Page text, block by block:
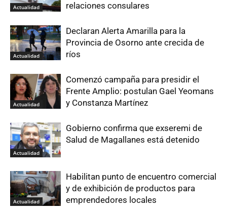
Actualidad
relaciones consulares
Actualidad
Declaran Alerta Amarilla para la
Provincia de Osorno ante crecida de
ríos
Actualidad
Comenzó campaña para presidir el
Frente Amplio: postulan Gael Yeomans
y Constanza Martínez
Actualidad
Gobierno confirma que exseremi de
Salud de Magallanes está detenido
Actualidad
Habilitan punto de encuentro comercial
y de exhibición de productos para
emprendedores locales